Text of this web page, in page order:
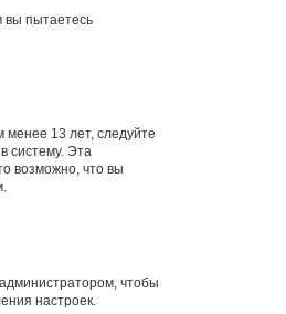
вы пытаетесь
менее 13 лет, следуйте
систему. Эта
возможно, что вы
чтобы
настроек.